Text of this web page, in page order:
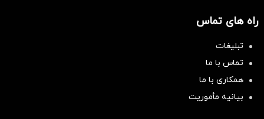
راه های تماس
تبلیغات
تماس با ما
همکاری با ما
بیانیه مأموریت